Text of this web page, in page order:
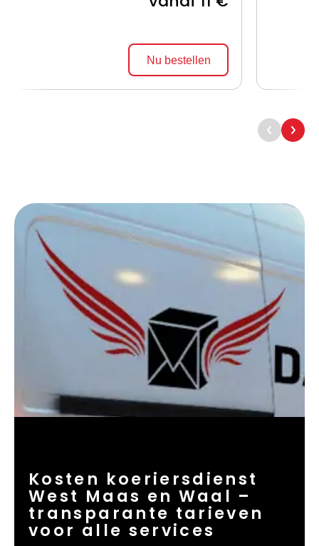
Nu bestellen
Kosten koeriersdienst
West Maas en Waal –
transparante tarieven
voor alle services